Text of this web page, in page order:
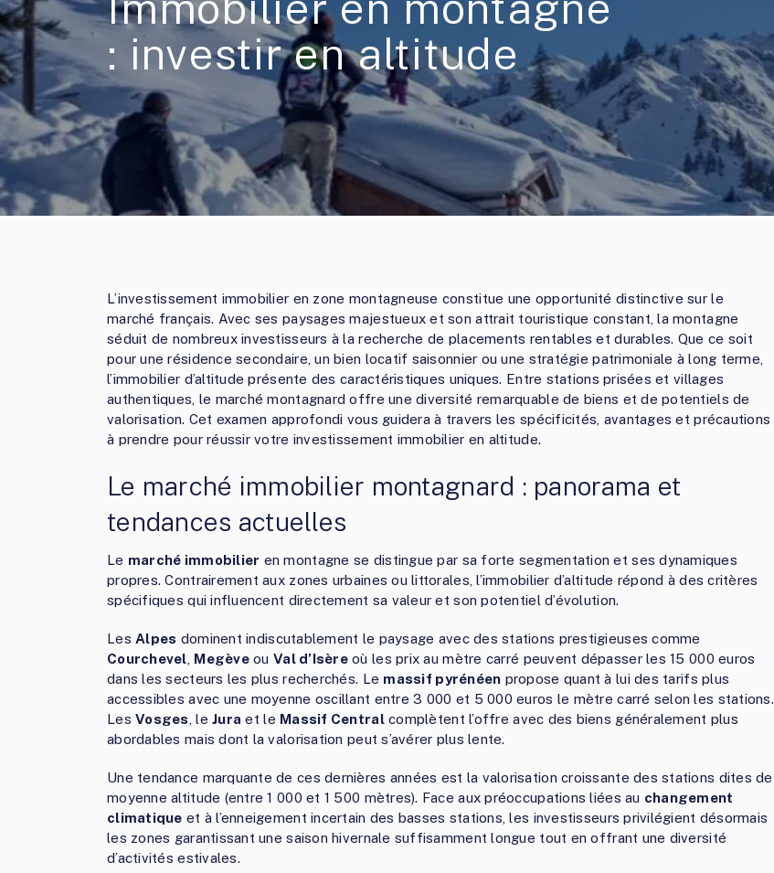
: investir en altitude
L’investissement immobilier en zone montagneuse constitue une opportunité distinctive sur le
marché français. Avec ses paysages majestueux et son attrait touristique constant, la montagne
séduit de nombreux investisseurs à la recherche de placements rentables et durables. Que ce soit
pour une résidence secondaire, un bien locatif saisonnier ou une stratégie patrimoniale à long terme,
l’immobilier d’altitude présente des caractéristiques uniques. Entre stations prisées et villages
authentiques, le marché montagnard offre une diversité remarquable de biens et de potentiels de
valorisation. Cet examen approfondi vous guidera à travers les spécificités, avantages et précautions
à prendre pour réussir votre investissement immobilier en altitude.
Le marché immobilier montagnard : panorama et
tendances actuelles
Le marché immobilier en montagne se distingue par sa forte segmentation et ses dynamiques
propres. Contrairement aux zones urbaines ou littorales, l’immobilier d’altitude répond à des critères
spécifiques qui influencent directement sa valeur et son potentiel d’évolution.
Les Alpes dominent indiscutablement le paysage avec des stations prestigieuses comme
Courchevel Megèveou Val d’Isèreoù les prix au mètre carré peuvent dépasser les 15 000 euros
dans les secteurs les plus recherchés. Le massif pyrénéen propose quant à lui des tarifs plus
accessibles avec une moyenne oscillant entre 3 000 et 5 000 euros le mètre carré selon les stations.
LesVosges , leJura et le Massif Centralcomplètent l’offre avec des biens généralement plus
abordables mais dont la valorisation peut s’avérer plus lente.
Une tendance marquante de ces dernières années est la valorisation croissante des stations dites de
moyenne altitude (entre 1 000 et 1 500 mètres). Face aux préoccupations liées au changement
climatique et à l’enneigement incertain des basses stations, les investisseurs privilégient désormais
les zones garantissant une saison hivernale suffisamment longue tout en offrant une diversité
d’activités estivales.